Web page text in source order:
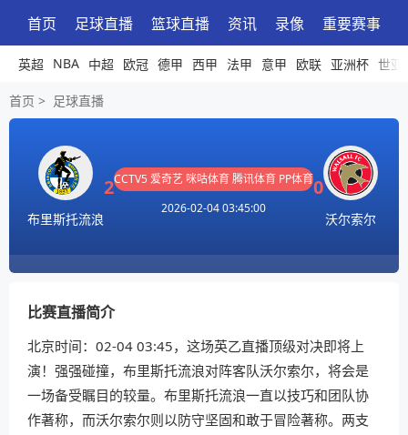
首页 足球直播 篮球直播 资讯 录像 重要赛事
英超 NBA 中超 欧冠 德甲 西甲 法甲 意甲 欧联 亚洲杯 世亚
首页 > 足球直播
布里斯托流浪
2CCTV5 爱奇艺 咪咕体育腾讯体育 PP体育
2026-02-04 03:45:00
0
沃尔索尔
比赛直播简介
北京时间：02-04 03:45，这场英乙直播顶级对决即将上
演！强强碰撞，布里斯托流浪对阵客队沃尔索尔，将会是
一场备受瞩目的较量。布里斯托流浪一直以技巧和团队协
作著称，而沃尔索尔则以防守坚固和敢于冒险著称。两支